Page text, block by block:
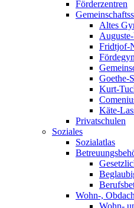
Förderzentren
Altes
Fridtjof-
Goethe-
Kurt-
Käte-
Privatschulen
Soziales
Sozialatlas
Wohn-,
Wohn-